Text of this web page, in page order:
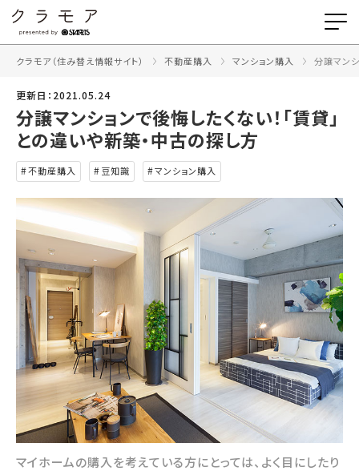
クラモア（住み替え情報サイト） 不動産購入 マンション購入 分譲マン
更新日：2021.05.24
分譲マンションで後悔したくない！「賃貸」
との違いや新築・中古の探し方
不動産購入 豆知識 マンション購入
マイホームの購入を考えている方にとっては、よく目にしたり